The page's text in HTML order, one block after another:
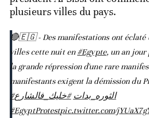
plusieurs villes du pays.
🔴🇪🇬 - Des manifestations ont éclaté
villes cette nuit en#Egypte, un an jour
la grande répression d'une rare
manifestants exigent la démission du
#الثوره_بدات #خليك_فالشارع
#EgyptProtestpic.twitter.com/